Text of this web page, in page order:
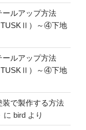
ールアップ方法
）～④下地
ールアップ方法
）～④下地
装で製作する方法
に bird より